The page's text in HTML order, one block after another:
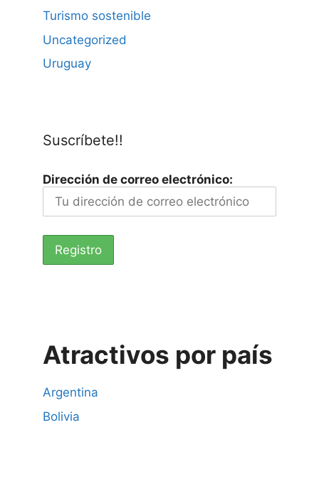
Turismo sostenible
Uncategorized
Uruguay
Suscríbete!!
Dirección de correo electrónico:
Atractivos por país
Argentina
Bolivia